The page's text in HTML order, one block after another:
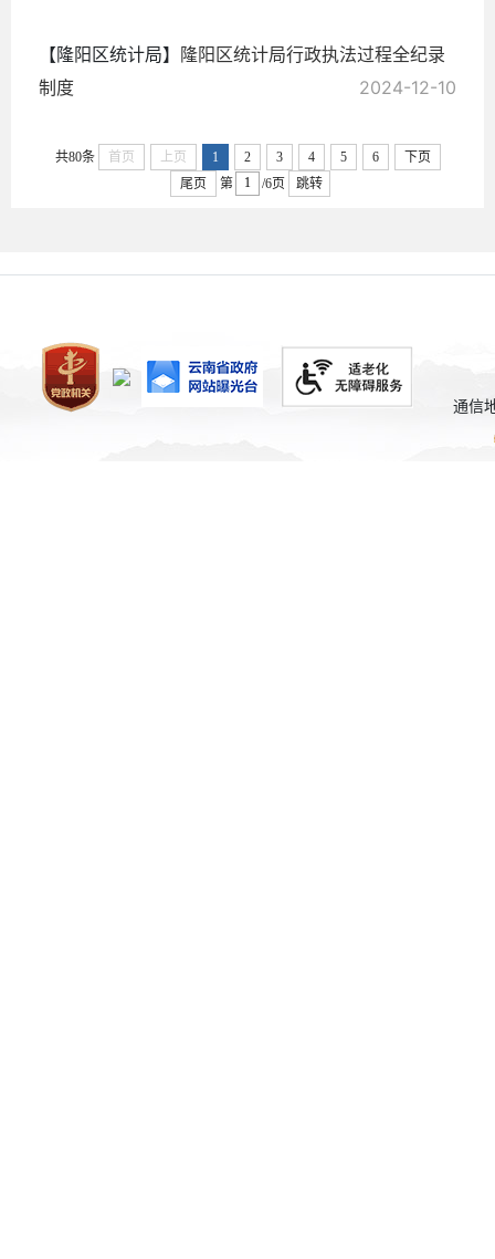
【隆阳区统计局】 隆阳区统计局行政执法过程全纪录
制度
2024-12-10
共80条 首页 上页 1 2 3 4 5 6
下页
尾页
第 /6页 跳转
通信